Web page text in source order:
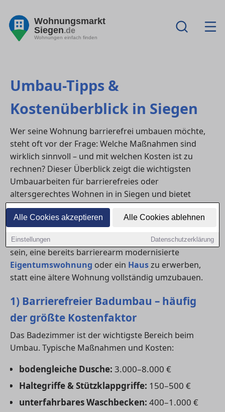
Alle Cookies akzeptieren Alle Cookies ablehnen
Einstellungen Datenschutzerklärung
Wohnungsmarkt
Siegen.de
Wohnungen einfach finden
Umbau-Tipps &
Kostenüberblick in Siegen
Wer seine Wohnung barrierefrei umbauen möchte,
steht oft vor der Frage: Welche Maßnahmen sind
wirklich sinnvoll – und mit welchen Kosten ist zu
rechnen? Dieser Überblick zeigt die wichtigsten
Umbauarbeiten für barrierefreies oder
altersgerechtes Wohnen in in Siegen und bietet
Orientierung zu Fördermitteln sowie möglichen
Einsparpotenzialen.
Je nach Zustand der Immobilie kann es auch sinnvoll
sein, eine bereits barrierearm modernisierte
Eigentumswohnung oder ein Hauszu erwerben,
statt eine ältere Wohnung vollständig umzubauen.
1) Barrierefreier Badumbau – häufig
der größte Kostenfaktor
Das Badezimmer ist der wichtigste Bereich beim
Umbau. Typische Maßnahmen und Kosten:
bodengleiche Dusche: 3.000–8.000 €
Haltegriffe & Stützklappgriffe: 150–500 €
unterfahrbares Waschbecken: 400–1.000 €